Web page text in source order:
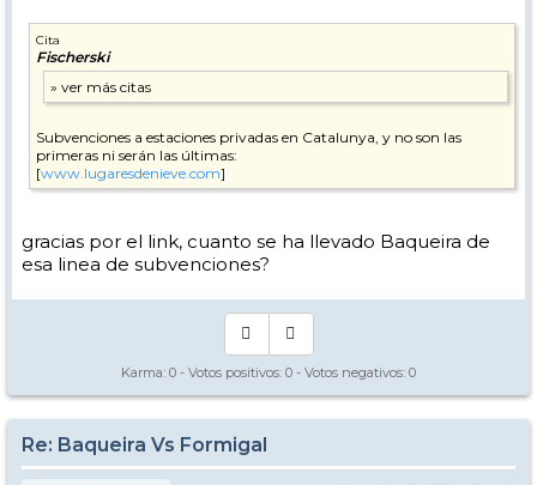
Cita
Fischerski
Subvenciones a estaciones privadas en Catalunya, y no son las
primeras ni serán las últimas:
[www.lugaresdenieve.com]
gracias por el link, cuanto se ha llevado Baqueira de
esa linea de subvenciones?
Karma: 0 - Votos positivos: 0 - Votos negativos: 0
Re: Baqueira Vs Formigal